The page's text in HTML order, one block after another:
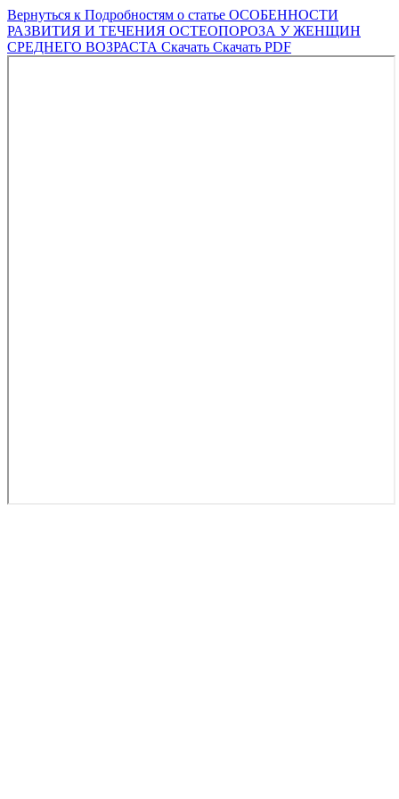
Вернуться к Подробностям о статье ОСОБЕННОСТИ
РАЗВИТИЯ И ТЕЧЕНИЯ ОСТЕОПОРОЗА У ЖЕНЩИН
СРЕДНЕГО ВОЗРАСТА Скачать Скачать PDF